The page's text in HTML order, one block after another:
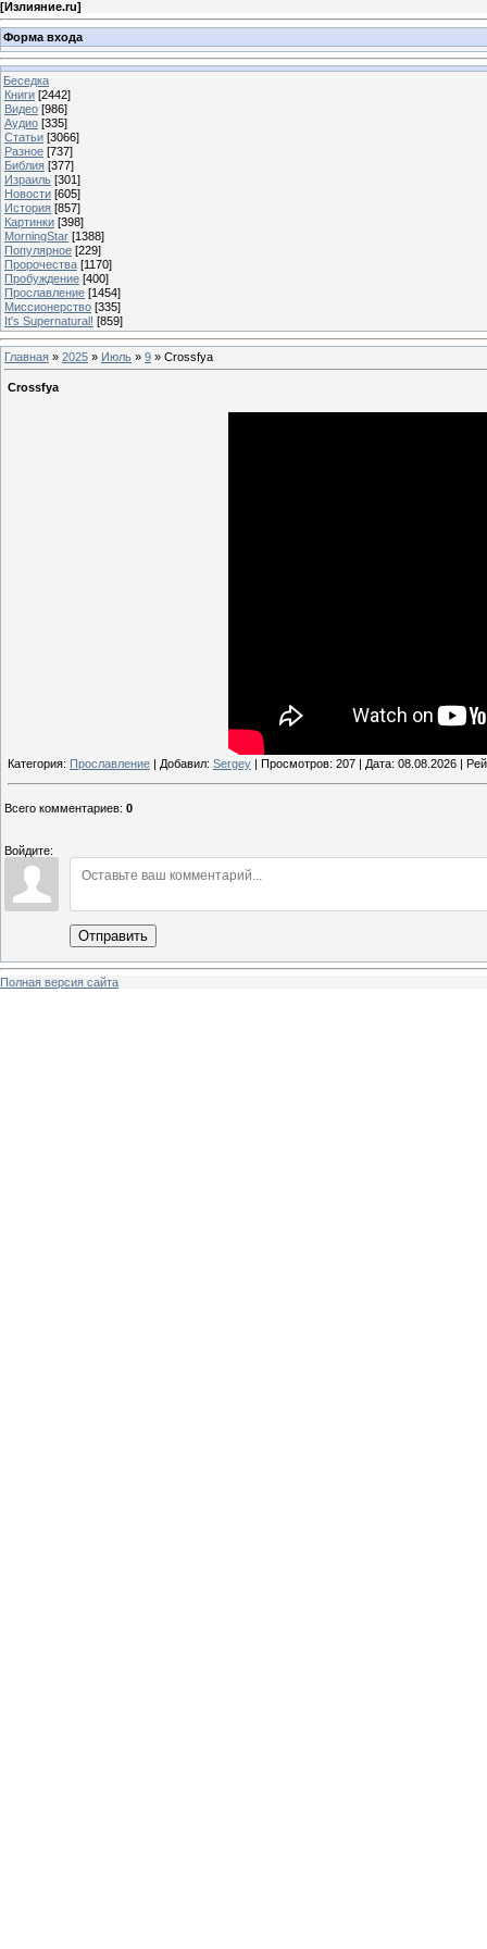
[Излияние.ru]
Форма входа
Беседка
Книги [2442]
Видео [986]
Аудио [335]
Статьи [3066]
Разное [737]
Библия [377]
Израиль [301]
Новости [605]
История [857]
Картинки [398]
MorningStar [1388]
Популярное [229]
Пророчества [1170]
Пробуждение [400]
Прославление [1454]
Миссионерство [335]
It's Supernatural! [859]
Главная » 2025 » Июль » 9 » Crossfya
Crossfya
Категория: Прославление | Добавил: Sergey | Просмотров: 207 | Дата: 08.08.2026 |
Всего комментариев: 0
Войдите:
Отправить
Полная версия сайта